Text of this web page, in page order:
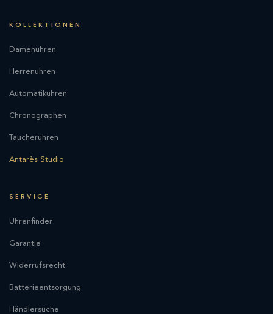
KOLLEKTIONEN
Damenuhren
Herrenuhren
Automatikuhren
Chronographen
Taucheruhren
Antarès Studio
SERVICE
Uhrenfinder
Garantie
Widerrufsrecht
Batterieentsorgung
Händlersuche